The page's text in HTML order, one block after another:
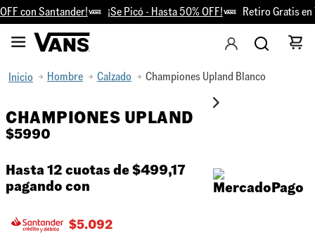
con Santander! ¡Se Picó - Hasta 50% OFF! Retiro Gratis en
Hombre Calzado Championes Upland Blanco
CHAMPIONES UPLAND
$5990
Hasta 12 cuotas de$499,17
pagando con
$5.092